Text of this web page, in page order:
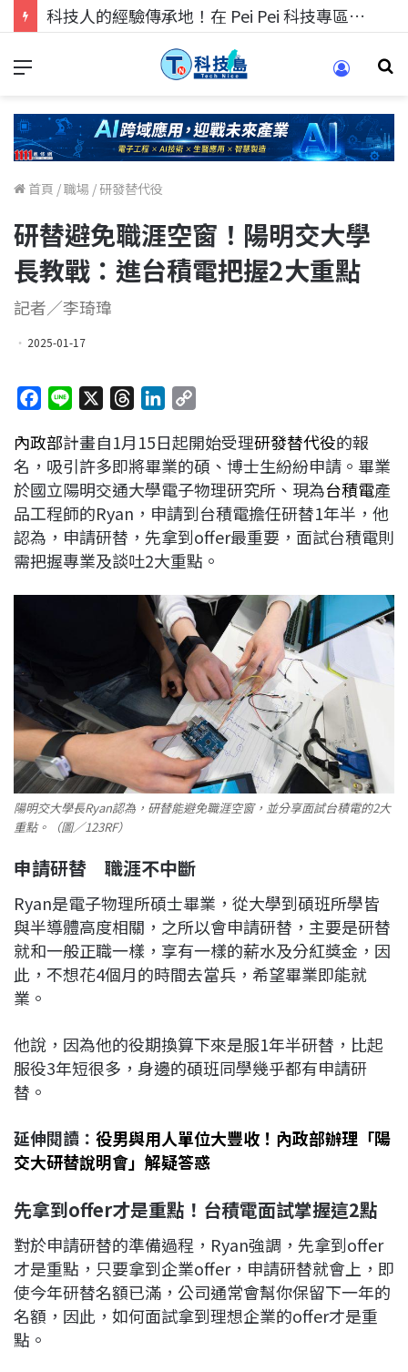
科技人的經驗傳承地！在 Pei Pei 科技專區，與學弟妹交流最硬核的技術
首頁 /職場 / 研發替代役
研替避免職涯空窗！陽明交大學
長教戰：進台積電把握2大重點
記者／李琦瑋
2025-01-17
c
e
b
o
o
k
n
e
r
e
a
d
s
n
k
e
d
I
n
p
y
L
i
n
k
內政部計畫自1月15日起開始受理研發替代役的報
名，吸引許多即將畢業的碩、博士生紛紛申請。畢業
於國立陽明交通大學電子物理研究所、現為台積電產
品工程師的Ryan，申請到台積電擔任研替1年半，他
認為，申請研替，先拿到offer最重要，面試台積電則
需把握專業及談吐2大重點。
陽明交大學長Ryan認為，研替能避免職涯空窗，並分享面試台積電的2大
重點。（圖／123RF）
申請研替 職涯不中斷
Ryan是電子物理所碩士畢業，從大學到碩班所學皆
與半導體高度相關，之所以會申請研替，主要是研替
就和一般正職一樣，享有一樣的薪水及分紅獎金，因
此，不想花4個月的時間去當兵，希望畢業即能就
業。
他說，因為他的役期換算下來是服1年半研替，比起
服役3年短很多，身邊的碩班同學幾乎都有申請研
替。
延伸閱讀： 役男與用人單位大豐收！內政部辦理「陽
交大研替說明會」解疑答惑
先拿到offer才是重點！台積電面試掌握這2點
對於申請研替的準備過程，Ryan強調，先拿到offer
才是重點，只要拿到企業offer，申請研替就會上，即
使今年研替名額已滿，公司通常會幫你保留下一年的
名額，因此，如何面試拿到理想企業的offer才是重
點。